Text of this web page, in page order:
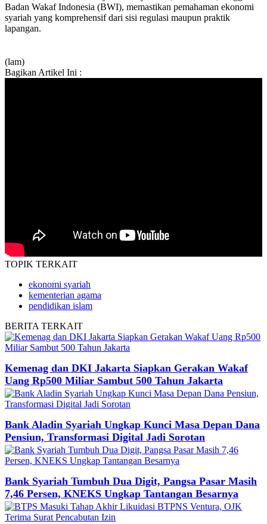
Badan Wakaf Indonesia (BWI), memastikan pemahaman ekonomi
syariah yang komprehensif dari sisi regulasi maupun praktik
lapangan.
(lam)
Bagikan Artikel Ini :
TOPIK TERKAIT
ekonomi syariah
kementerian agama
pendidikan islam
BERITA TERKAIT
Kemenag dan DKI Jakarta Siapkan Gerakan Wakaf
Uang Rp500 Miliar Sambut 500 Tahun Jakarta
Bank Aladin Syariah Ungkap Kunci Masa Depan Dana
Pensiun, Transformasi Digital Jadi Sorotan
Bank Syariah Tumbuh Dua Digit, Pangsa Pasar Masih
7,46 Persen, KNEKS Ungkap Tantangan Besarnya